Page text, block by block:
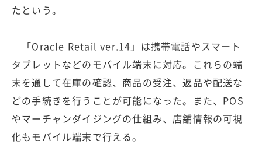
たという。
「Oracle Retail ver.14」は携帯電話やスマート
タブレットなどのモバイル端末に対応。これらの端
末を通して在庫の確認、商品の受注、返品や配送な
どの手続きを行うことが可能になった。また、POS
やマーチャンダイジングの仕組み、店舗情報の可視
化もモバイル端末で行える。